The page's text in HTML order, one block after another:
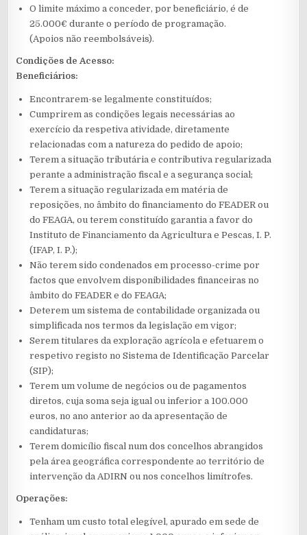
O limite máximo a conceder, por beneficiário, é de
25.000€ durante o período de programação.
(Apoios não reembolsáveis).
Condições de Acesso:
Beneficiários:
Encontrarem-se legalmente constituídos;
Cumprirem as condições legais necessárias ao
exercício da respetiva atividade, diretamente
relacionadas com a natureza do pedido de apoio;
Terem a situação tributária e contributiva regularizada
perante a administração fiscal e a segurança social;
Terem a situação regularizada em matéria de
reposições, no âmbito do financiamento do FEADER ou
do FEAGA, ou terem constituído garantia a favor do
Instituto de Financiamento da Agricultura e Pescas, I. P.
(IFAP, I. P.);
Não terem sido condenados em processo-crime por
factos que envolvem disponibilidades financeiras no
âmbito do FEADER e do FEAGA;
Deterem um sistema de contabilidade organizada ou
simplificada nos termos da legislação em vigor;
Serem titulares da exploração agrícola e efetuarem o
respetivo registo no Sistema de Identificação Parcelar
(SIP);
Terem um volume de negócios ou de pagamentos
diretos, cuja soma seja igual ou inferior a 100.000
euros, no ano anterior ao da apresentação de
candidaturas;
Terem domicílio fiscal num dos concelhos abrangidos
pela área geográfica correspondente ao território de
intervenção da ADIRN ou nos concelhos limítrofes.
Operações:
Tenham um custo total elegível, apurado em sede de